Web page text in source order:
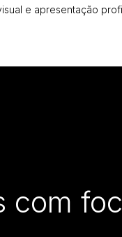
e apresentação
com